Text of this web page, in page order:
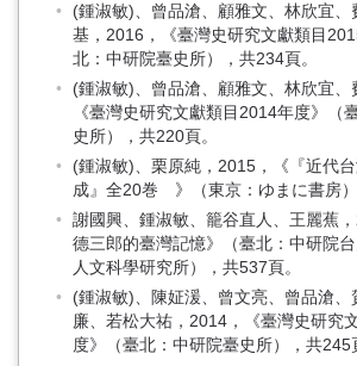
(鍾淑敏)、曾品滄、顧雅文、林欣宜、
基，2016，《臺灣史研究文獻類目
北：中研院臺史所），共234頁。
(鍾淑敏)、曾品滄、顧雅文、林欣宜、
《臺灣史研究文獻類目2014年度》（
史所），共220頁。
(鍾淑敏)、栗原純，2015，《『近代
成』全20巻 》（東京：ゆまに書房）
謝國興、鍾淑敏、籠谷直人、王麗蕉
德三郎的臺灣記憶》（臺北：中研院
人文科學研究所），共537頁。
(鍾淑敏)、陳姃湲、曾文亮、曾品滄、
廉、若松大祐，2014，《臺灣史研究
度》（臺北：中研院臺史所），共245